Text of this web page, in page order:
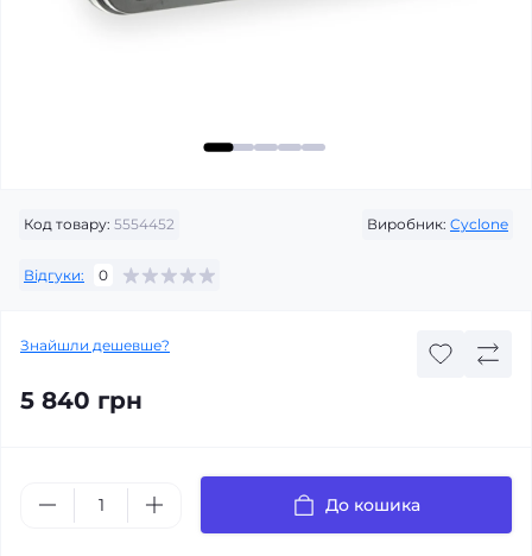
Код товару: 5554452 Виробник: Cyclone
Відгуки: 0
Знайшли дешевше?
5 840 грн
До кошика